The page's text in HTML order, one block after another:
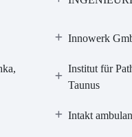
Innowerk
Institut für
Taunus
Intakt